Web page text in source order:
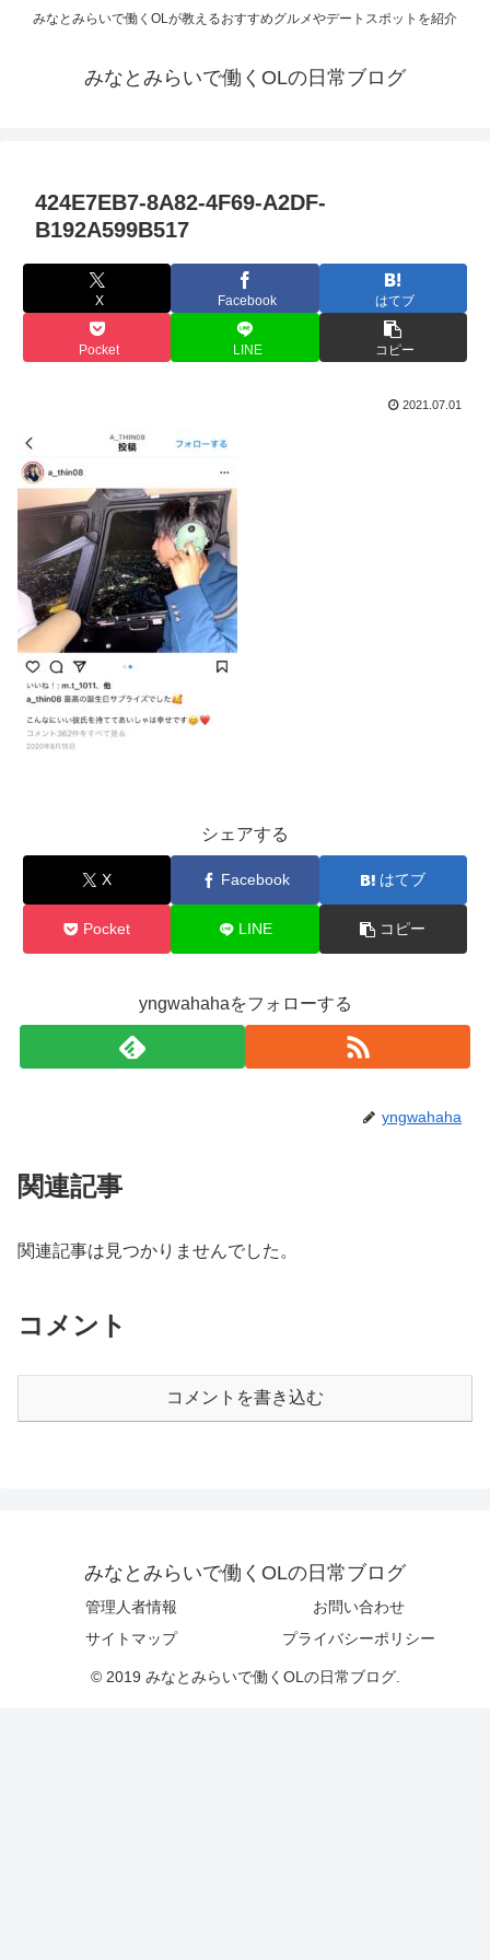
みなとみらいで働くOLが教えるおすすめグルメやデートスポットを紹介
みなとみらいで働くOLの日常ブログ
424E7EB7-8A82-4F69-A2DF-
B192A599B517
X Facebook はてブ
Pocket LINE コピー
2021.07.01
シェアする
X Facebook はてブ
Pocket LINE コピー
yngwahahaをフォローする
yngwahaha
関連記事
関連記事は見つかりませんでした。
コメント
コメントを書き込む
みなとみらいで働くOLの日常ブログ
管理人者情報
お問い合わせ
サイトマップ
プライバシーポリシー
© 2019 みなとみらいで働くOLの日常ブログ.